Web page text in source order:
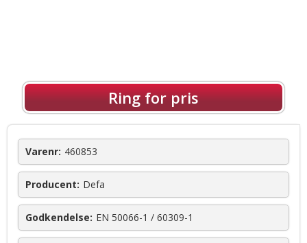
Ring for pris
Varenr: 460853
Producent: Defa
Godkendelse: EN 50066-1 / 60309-1